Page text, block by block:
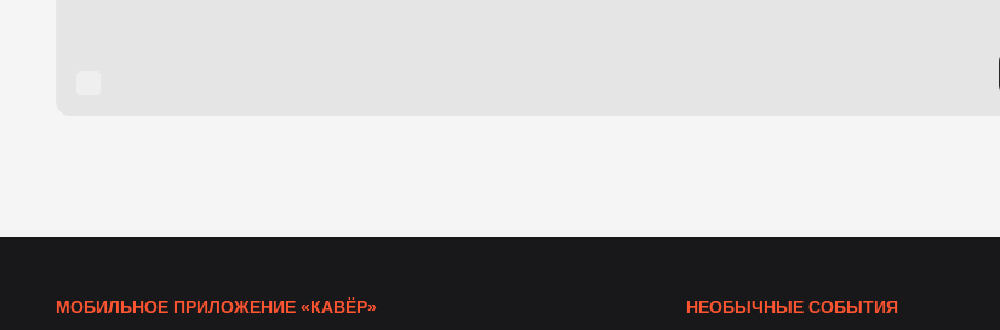
МОБИЛЬНОЕ ПРИЛОЖЕНИЕ «КАВЁР» НЕОБЫЧНЫЕ СОБЫТИЯ